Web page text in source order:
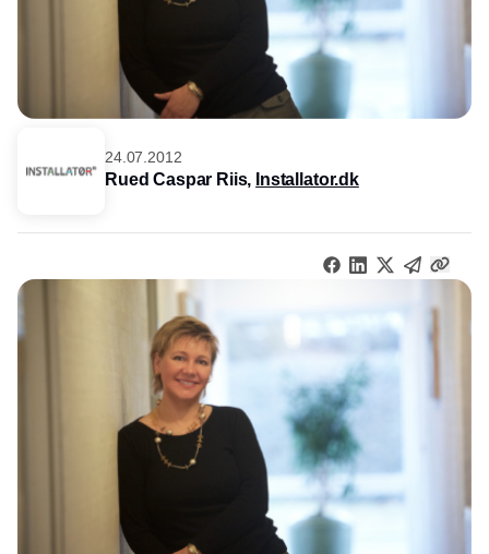
24.07.2012
Rued Caspar Riis, Installator.dk